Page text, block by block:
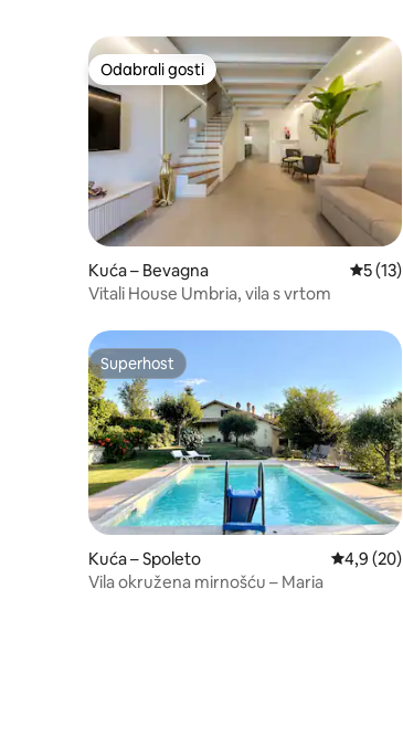
Odabrali gosti
Odabrali gosti
Kuća – Bevagna
5 (13)
Vitali House Umbria, vila s vrtom
Superhost
Superhost
Kuća – Spoleto
4,9 (20)
Vila okružena mirnošću – Maria